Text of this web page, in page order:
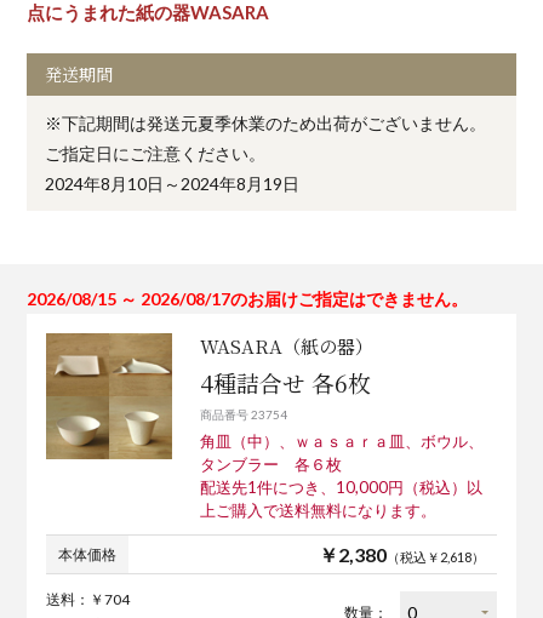
点にうまれた紙の器WASARA
発送期間
※下記期間は発送元夏季休業のため出荷がございません。
ご指定日にご注意ください。
2024年8月10日～2024年8月19日
2026/08/15 ～ 2026/08/17のお届けご指定はできません。
WASARA（紙の器）
4種詰合せ 各6枚
商品番号 23754
角皿（中）、ｗａｓａｒａ皿、ボウル、
タンブラー 各６枚
配送先1件につき、10,000円（税込）以
上ご購入で送料無料になります。
本体価格 ￥2,380（税込￥2,618）
送料：￥704
数量：